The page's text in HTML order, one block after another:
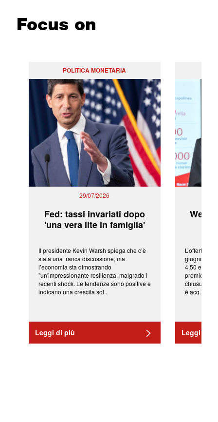
Focus on
POLITICA MONETARIA
29/07/2026
Fed: tassi invariati dopo
'una vera lite in famiglia'
Il presidente Kevin Warsh spiega che c’è
stata una franca discussione, ma
l’economia sta dimostrando
"un'impressionante resilienza, malgrado i
recenti shock. Le tendenze sono positive e
indicano una crescita sol...
Leggi di più
L’offerta
giugno da
4,50 euro
premio di
chiusura
è acq...
Leggi di